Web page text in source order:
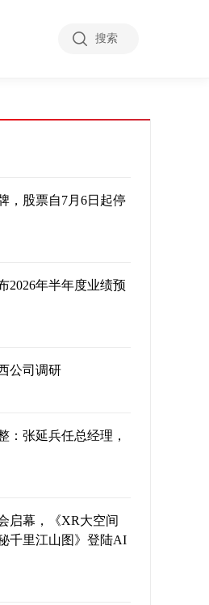
搜索
，股票自7月6日起停
2026年半年度业绩预
公司调研
：张延兵任总经理，
启幕，《XR大空间
千里江山图》登陆AI